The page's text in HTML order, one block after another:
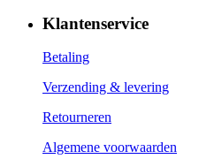
Klantenservice
Betaling
Verzending & levering
Retourneren
Algemene voorwaarden